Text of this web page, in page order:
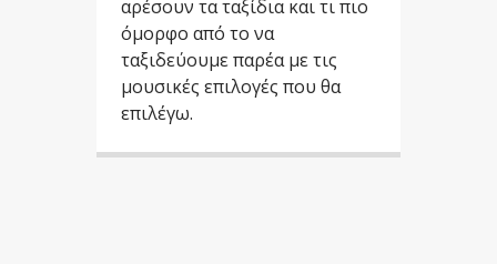
αρέσουν τα ταξίδια και τι πιο
όμορφο από το να
ταξιδεύουμε παρέα με τις
μουσικές επιλογές που θα
επιλέγω.